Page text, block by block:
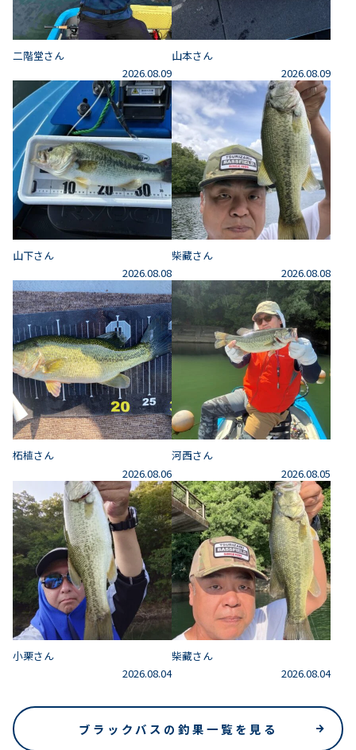
二階堂さん
2026.08.09
山本さん
2026.08.09
山下さん
2026.08.08
柴藏さん
2026.08.08
柘植さん
2026.08.06
河西さん
2026.08.05
小栗さん
2026.08.04
柴藏さん
2026.08.04
ブラックバスの釣果一覧を見る